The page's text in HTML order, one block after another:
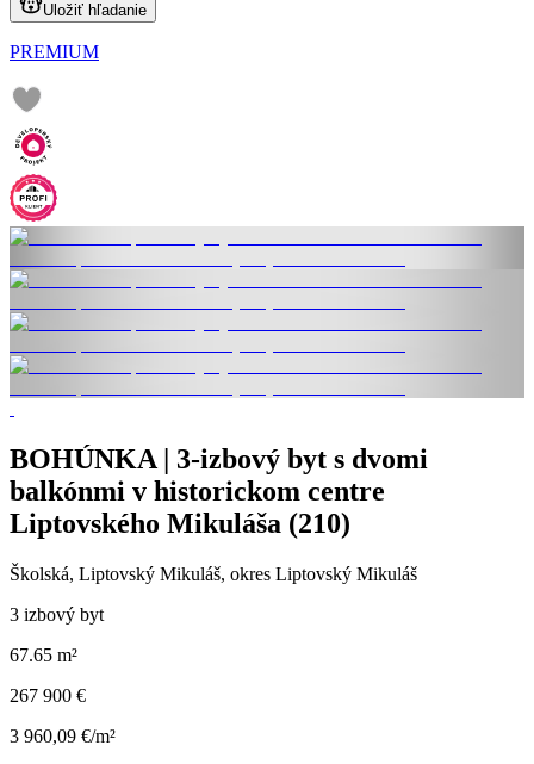
Uložiť hľadanie
PREMIUM
BOHÚNKA | 3-izbový byt s dvomi
balkónmi v historickom centre
Liptovského Mikuláša (210)
Školská, Liptovský Mikuláš, okres Liptovský Mikuláš
3 izbový byt
67.65 m²
267 900 €
3 960,09 €/m²